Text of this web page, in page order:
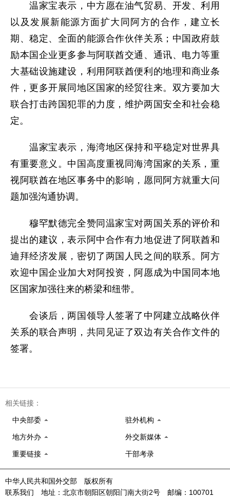
温家宝表示，中方愿在油气贸易、开发、利用
以及发展新能源方面扩大同阿方的合作，建立长
期、稳定、全面的能源合作伙伴关系；中国政府鼓
励本国企业更多参与阿联酋交通、通讯、电力等重
大基础设施建设，利用阿联酋便利的地理和商业条
件，更多开展同地区国家的经贸往来。双方要加大
联合打击跨国犯罪的力度，维护两国安全和社会稳
定。
温家宝表示，海湾地区保持和平稳定对世界具
有重要意义。中国高度重视同海湾国家的关系，重
视阿联酋在地区事务中的影响，愿同阿方就重大问
题加强沟通协调。
穆罕默德完全赞同温家宝对两国关系的评价和
提出的建议，表示阿中合作有力地促进了阿联酋和
迪拜经济发展，密切了两国人民之间的联系。阿方
欢迎中国企业加大对阿投资，阿愿成为中国同本地
区国家加强往来的桥梁和纽带。
会谈后，两国领导人签署了中阿建立战略伙伴
关系的联合声明，共同见证了双边有关合作文件的
签署。
相关链接：
中央部委 驻外机构
地方外办 外交新媒体
重要链接 干部考录
中华人民共和国外交部 版权所有
联系我们 地址：北京市朝阳区朝阳门南大街2号 邮编：100701